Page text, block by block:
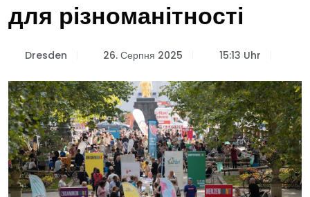
для різноманітності
Dresden 26. Серпня 2025 15:13 Uhr